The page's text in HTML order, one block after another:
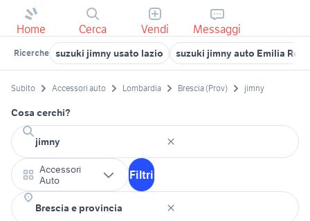
Home Cerca Vendi Messaggi
Ricerche suzuki jimny usato lazio suzuki jimny auto Emilia
Subito Accessori auto Lombardia Brescia (Prov) jimny
Cosa cerchi?
Accessori
Auto
Filtri